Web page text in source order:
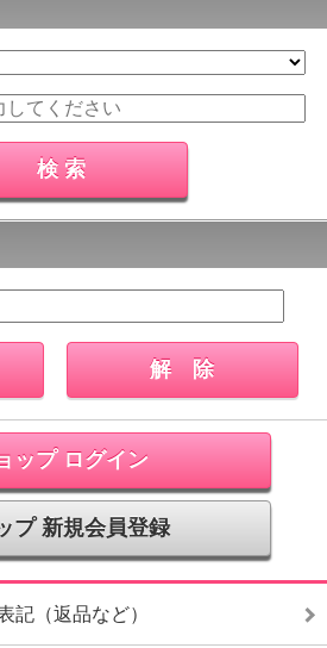
ップ ログイン
プ 新規会員登録
記（返品など）